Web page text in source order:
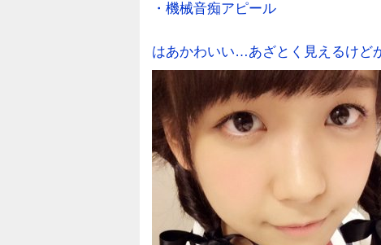
・機械音痴アピール
はあかわいい…あざとく見えるけど